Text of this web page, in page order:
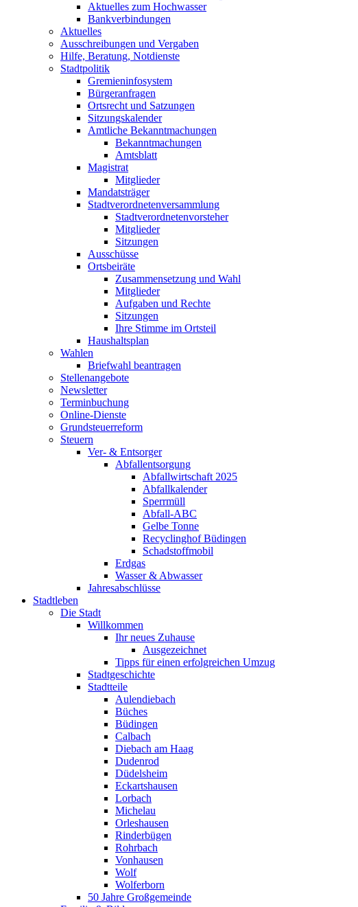
Aktuelles zum Hochwasser
Bankverbindungen
Aktuelles
Ausschreibungen und Vergaben
Hilfe, Beratung, Notdienste
Stadtpolitik
Gremieninfosystem
Bürgeranfragen
Ortsrecht und Satzungen
Sitzungskalender
Amtliche Bekanntmachungen
Bekanntmachungen
Amtsblatt
Magistrat
Mitglieder
Mandatsträger
Stadtverordnetenversammlung
Stadtverordnetenvorsteher
Mitglieder
Sitzungen
Ausschüsse
Ortsbeiräte
Zusammensetzung und Wahl
Mitglieder
Aufgaben und Rechte
Sitzungen
Ihre Stimme im Ortsteil
Haushaltsplan
Wahlen
Briefwahl beantragen
Stellenangebote
Newsletter
Terminbuchung
Online-Dienste
Grundsteuerreform
Steuern
Ver- & Entsorger
Abfallentsorgung
Abfallwirtschaft 2025
Abfallkalender
Sperrmüll
Abfall-ABC
Gelbe Tonne
Recyclinghof Büdingen
Schadstoffmobil
Erdgas
Wasser & Abwasser
Jahresabschlüsse
Stadtleben
Die Stadt
Willkommen
Ihr neues Zuhause
Ausgezeichnet
Tipps für einen erfolgreichen Umzug
Stadtgeschichte
Stadtteile
Aulendiebach
Büches
Büdingen
Calbach
Diebach am Haag
Dudenrod
Düdelsheim
Eckartshausen
Lorbach
Michelau
Orleshausen
Rinderbügen
Rohrbach
Vonhausen
Wolf
Wolferborn
50 Jahre Großgemeinde